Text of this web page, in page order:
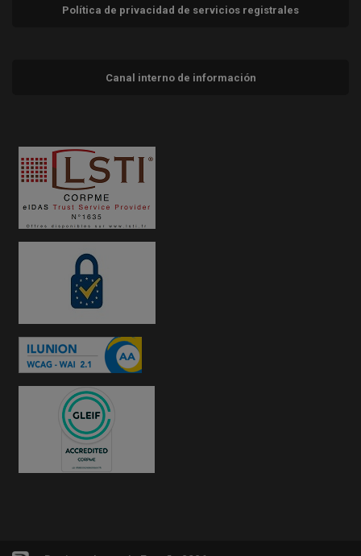
Política de privacidad de servicios registrales
Canal interno de información